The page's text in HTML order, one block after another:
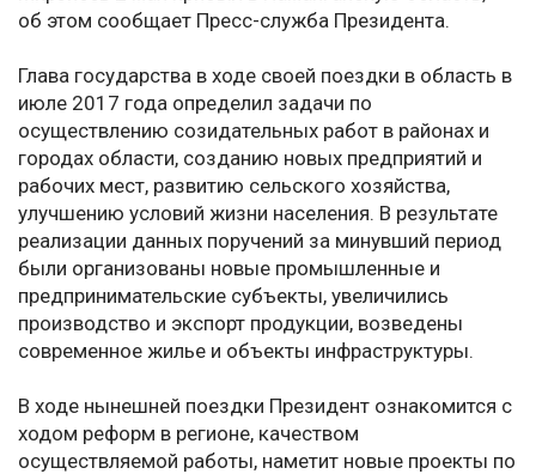
об этом сообщает Пресс-служба Президента.
Глава государства в ходе своей поездки в область в
июле 2017 года определил задачи по
осуществлению созидательных работ в районах и
городах области, созданию новых предприятий и
рабочих мест, развитию сельского хозяйства,
улучшению условий жизни населения. В результате
реализации данных поручений за минувший период
были организованы новые промышленные и
предпринимательские субъекты, увеличились
производство и экспорт продукции, возведены
современное жилье и объекты инфраструктуры.
В ходе нынешней поездки Президент ознакомится с
ходом реформ в регионе, качеством
осуществляемой работы, наметит новые проекты по